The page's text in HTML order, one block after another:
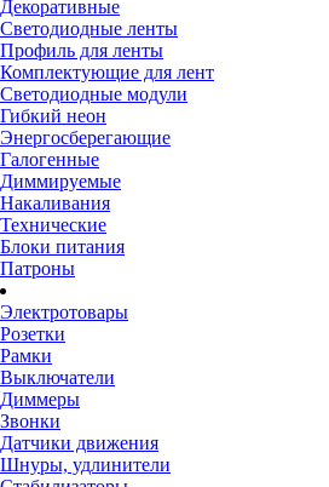
Декоративные
Светодиодные ленты
Профиль для ленты
Комплектующие для лент
Светодиодные модули
Гибкий неон
Энергосберегающие
Галогенные
Диммируемые
Накаливания
Технические
Блоки питания
Патроны
Электротовары
Розетки
Рамки
Выключатели
Диммеры
Звонки
Датчики движения
Шнуры, удлинители